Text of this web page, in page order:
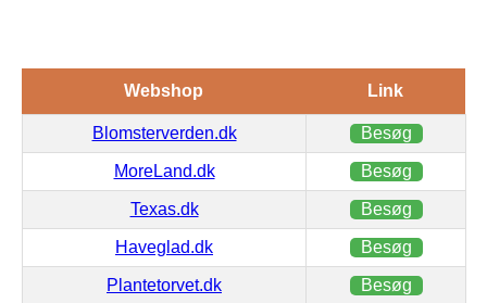
Webshop Link
Blomsterverden.dk Besøg
MoreLand.dk Besøg
Texas.dk Besøg
Haveglad.dk Besøg
Plantetorvet.dk Besøg